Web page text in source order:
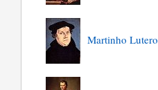
Martinho Lutero